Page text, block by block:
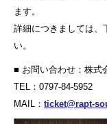
ます。
詳細につきましては、
い。
■ お問い合わせ：株式
TEL：0797-84-5952
MAIL： ticket@rapt-